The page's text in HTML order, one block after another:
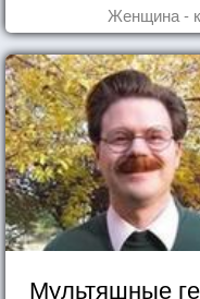
Женщина -
Мультяшные